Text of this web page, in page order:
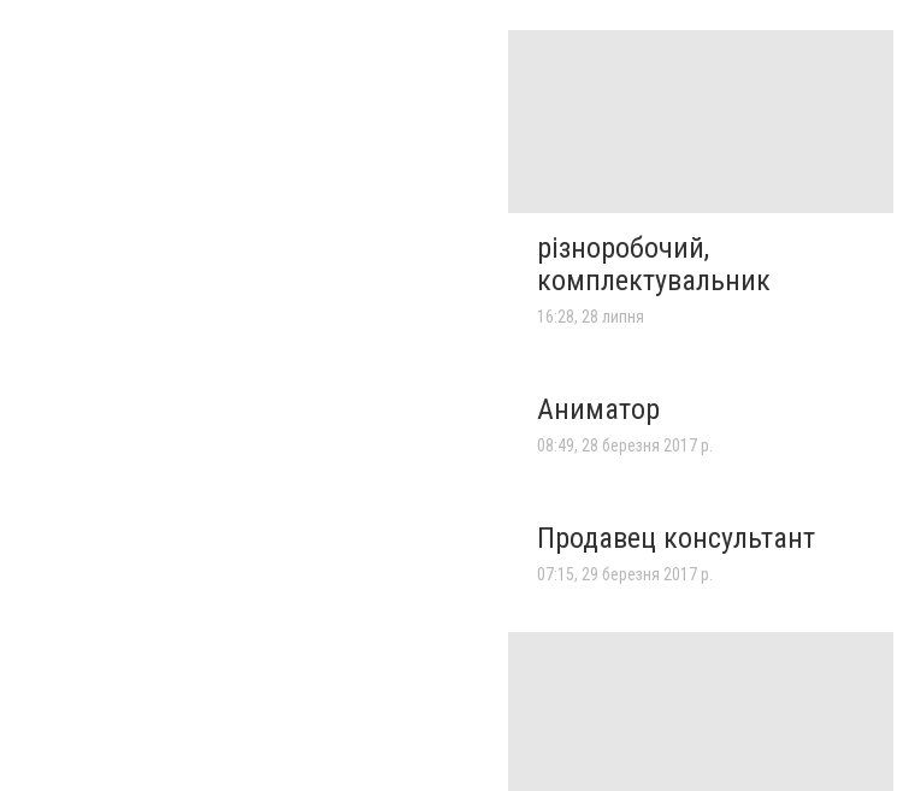
різноробочий,
комплектувальник
16:28, 28 липня
Аниматор
08:49, 28 березня 2017 р.
Продавец консультант
07:15, 29 березня 2017 р.